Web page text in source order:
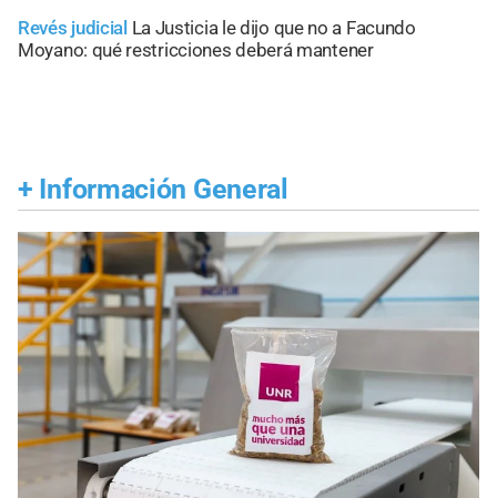
Revés judicial La Justicia le dijo que no a Facundo
Moyano: qué restricciones deberá mantener
+ Información General